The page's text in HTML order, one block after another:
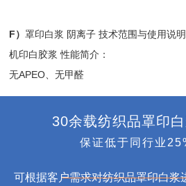
F）罩印白浆 阴离子 技术范围与使用说明
机印白胶浆 性能简介：
无APEO、无甲醛
30余载纺织品罩印
保证低于同行业
可根据客户需求对纺织品罩印白浆